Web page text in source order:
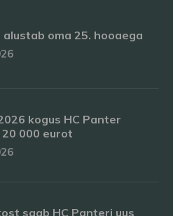
alustab oma 25. hooaega
kogus HC Panter
000 eurot
saab HC Panteri uus